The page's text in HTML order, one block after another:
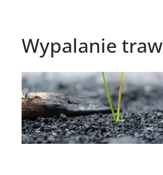
Wypalanie traw